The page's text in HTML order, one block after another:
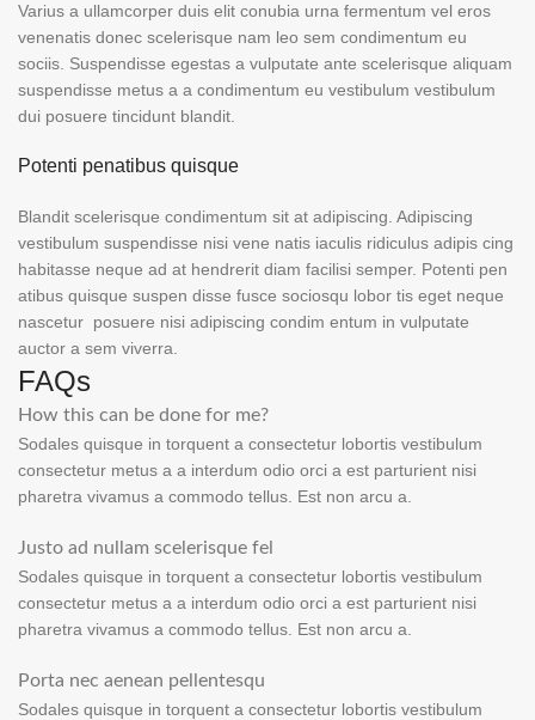
Varius a ullamcorper duis elit conubia urna fermentum vel eros
venenatis donec scelerisque nam leo sem condimentum eu
sociis. Suspendisse egestas a vulputate ante scelerisque aliquam
suspendisse metus a a condimentum eu vestibulum vestibulum
dui posuere tincidunt blandit.
Potenti penatibus quisque
Blandit scelerisque condimentum sit at adipiscing. Adipiscing
vestibulum suspendisse nisi vene natis iaculis ridiculus adipis cing
habitasse neque ad at hendrerit diam facilisi semper. Potenti pen
atibus quisque suspen disse fusce sociosqu lobor tis eget neque
nascetur posuere nisi adipiscing condim entum in vulputate
auctor a sem viverra.
FAQs
How this can be done for me?
Sodales quisque in torquent a consectetur lobortis vestibulum
consectetur metus a a interdum odio orci a est parturient nisi
pharetra vivamus a commodo tellus. Est non arcu a.
Justo ad nullam scelerisque fel
Sodales quisque in torquent a consectetur lobortis vestibulum
consectetur metus a a interdum odio orci a est parturient nisi
pharetra vivamus a commodo tellus. Est non arcu a.
Porta nec aenean pellentesqu
Sodales quisque in torquent a consectetur lobortis vestibulum